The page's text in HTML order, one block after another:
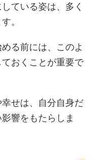
ている姿は、多く
。
る前には、このよ
おくことが重要で
せは、自分自身だ
響をもたらしま